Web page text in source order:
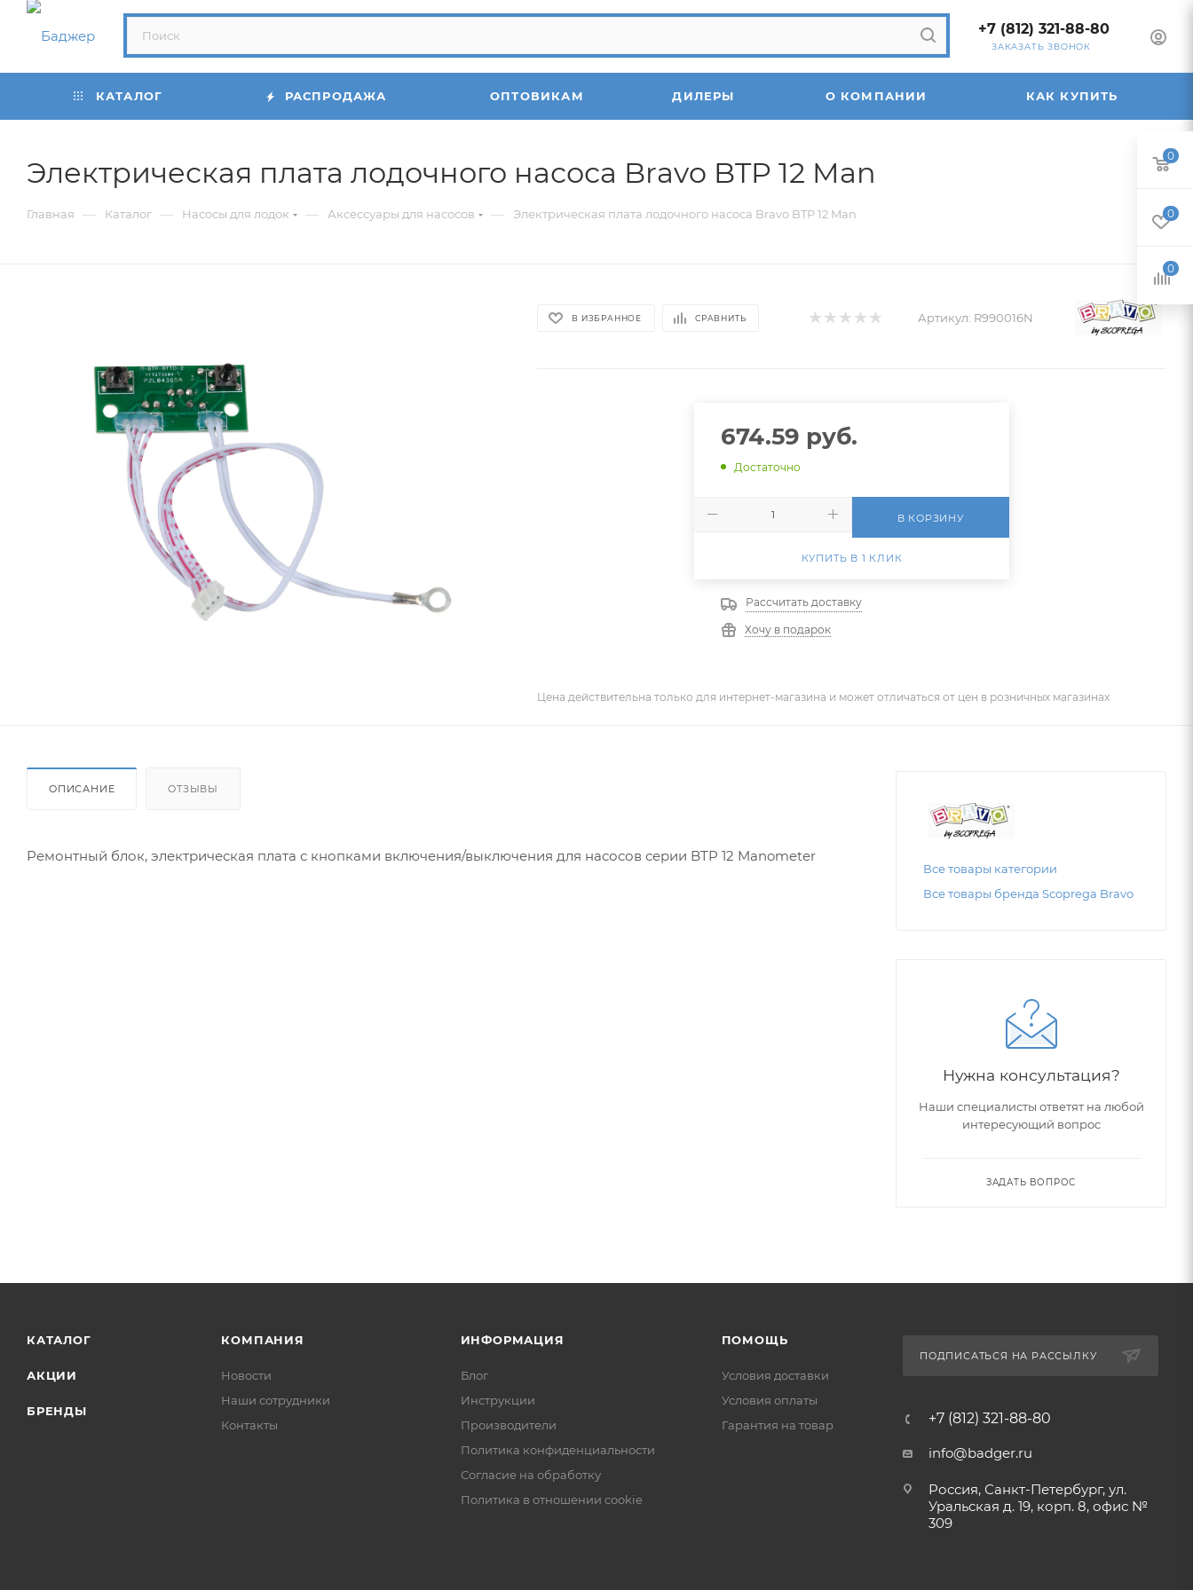
+7 (812) 321-88-80
ЗАКАЗАТЬ ЗВОНОК
КАТАЛОГ РАСПРОДАЖА ОПТОВИКАМ ДИЛЕРЫ О КОМПАНИИ КАК КУПИТЬ
Электрическая плата лодочного насоса Bravo BTP 12 Man
Главная — Каталог — Насосы для лодок — Аксессуары для насосов — Электрическая плата лодочного насоса Bravo BTP 12 Man
В ИЗБРАННОЕ СРАВНИТЬ Артикул: R990016N
674.59 руб.
Достаточно
В КОРЗИНУ
КУПИТЬ В 1 КЛИК
Рассчитать доставку
Хочу в подарок
Цена действительна только для интернет-магазина и может отличаться от цен в розничных магазинах
ОПИСАНИЕ ОТЗЫВЫ
Ремонтный блок, электрическая плата с кнопками включения/выключения для насосов серии BTP 12 Manometer
Все товары категории
Все товары бренда Scоprega Bravo
Нужна консультация?
Наши специалисты ответят на любой
интересующий вопрос
ЗАДАТЬ ВОПРОС
КАТАЛОГ
АКЦИИ
БРЕНДЫ
КОМПАНИЯ
Новости
Наши сотрудники
Контакты
ИНФОРМАЦИЯ
Блог
Инструкции
Производители
Политика конфиденциальности
Согласие на обработку
Политика в отношении cookie
ПОМОЩЬ
Условия доставки
Условия оплаты
Гарантия на товар
ПОДПИСАТЬСЯ НА РАССЫЛКУ
+7 (812) 321-88-80
info@badger.ru
Россия, Санкт-Петербург, ул.
Уральская д. 19, корп. 8, офис №
309
0
0
0